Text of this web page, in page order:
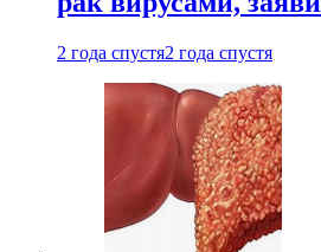
2 года спустя2 года спустя